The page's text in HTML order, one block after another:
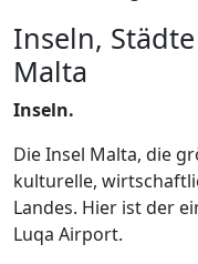
Inseln,
Malta
Inseln.
Die Insel Malta, die
kulturelle,
Landes. Hier ist der
Luqa Airport.